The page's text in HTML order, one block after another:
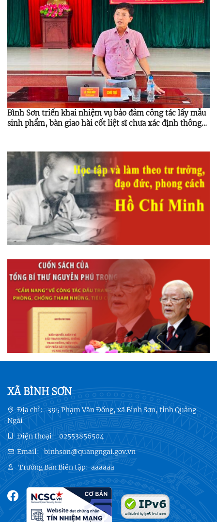
Bình Sơn triển khai nhiệm vụ bảo đảm công tác lấy mẫu
sinh phẩm, bàn giao hài cốt liệt sĩ chưa xác định thông
XÃ BÌNH SƠN
Địa chỉ: 395 Phạm Văn Đồng, xã Bình Sơn, tỉnh Quảng
Ngãi
Điện thoại: 02553856504
Email:
binhson@quangngai.gov.vn
Trưởng Ban Biên tập:aaaaaa